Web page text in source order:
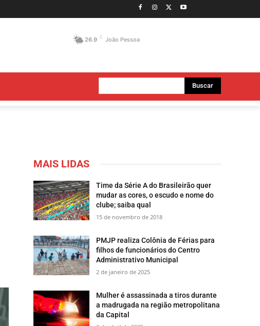
26.9 C João Pessoa
Buscar
MAIS LIDAS
Time da Série A do Brasileirão quer
mudar as cores, o escudo e nome do
clube; saiba qual
15 de novembro de 2018
PMJP realiza Colônia de Férias para
filhos de funcionários do Centro
Administrativo Municipal
2 de janeiro de 2025
Mulher é assassinada a tiros durante
a madrugada na região metropolitana
da Capital